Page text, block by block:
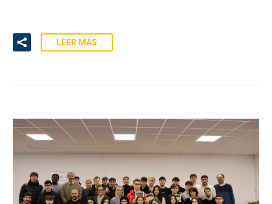
LEER MÁS